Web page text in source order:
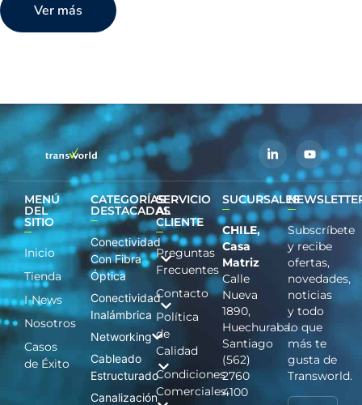
Ver más
MENÚ
DEL
SITIO
Inicio
Tienda
I-News
Nosotros
Casos
de Éxito
CATEGORÍAS
DESTACADAS
Conectividad
Con Fibra
Óptica
Conectividad
Inalámbrica
Networking
Cableado
Estructurado
Canalización
SERVICIO
AL
CLIENTE
Preguntas
Frecuentes
Contacto
Política
de
Calidad
Condiciones
Comerciales
SUCURSALES
CHILE,
Casa
Matriz
Calle
Nueva
1890,
Huechuraba.
Santiago
(562)
2760
4100
Subscríbete
y recibe
ofertas,
novedades,
noticias
y todo
lo que
más te
gusta de
Transworld.